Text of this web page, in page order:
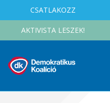
CSATLAKOZZ
AKTIVISTA LESZEK!